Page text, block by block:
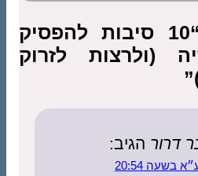
2 תגובות על “10 סיבות להפסיק
(ולרצות לזרוק
דרור הגיב:
20:54